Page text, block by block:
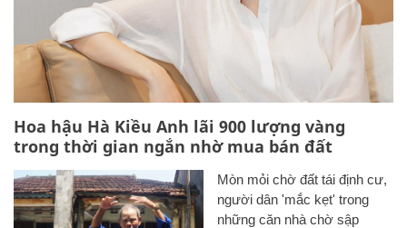
Hoa hậu Hà Kiều Anh lãi 900 lượng vàng
trong thời gian ngắn nhờ mua bán đất
Mòn mỏi chờ đất tái định cư,
người dân 'mắc kẹt' trong
những căn nhà chờ sập